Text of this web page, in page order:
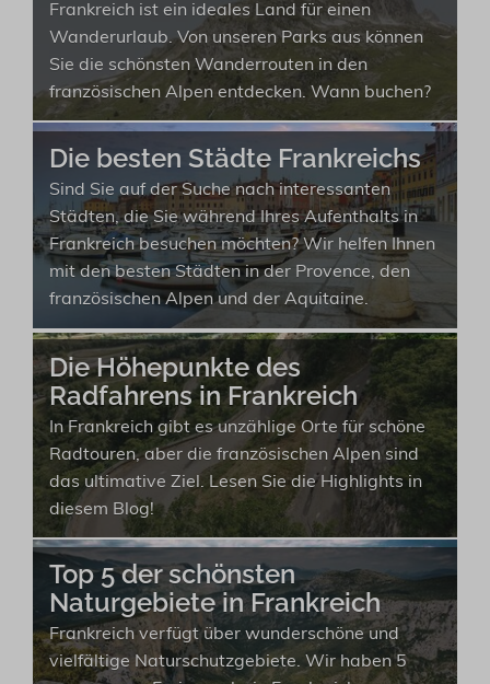
Frankreich ist ein ideales Land für einen
Wanderurlaub. Von unseren Parks aus können
Sie die schönsten Wanderrouten in den
französischen Alpen entdecken. Wann buchen?
Die besten Städte Frankreichs
Sind Sie auf der Suche nach interessanten
Städten, die Sie während Ihres Aufenthalts in
Frankreich besuchen möchten? Wir helfen Ihnen
mit den besten Städten in der Provence, den
französischen Alpen und der Aquitaine.
Die Höhepunkte des
Radfahrens in Frankreich
In Frankreich gibt es unzählige Orte für schöne
Radtouren, aber die französischen Alpen sind
das ultimative Ziel. Lesen Sie die Highlights in
diesem Blog!
Top 5 der schönsten
Naturgebiete in Frankreich
Frankreich verfügt über wunderschöne und
vielfältige Naturschutzgebiete. Wir haben 5